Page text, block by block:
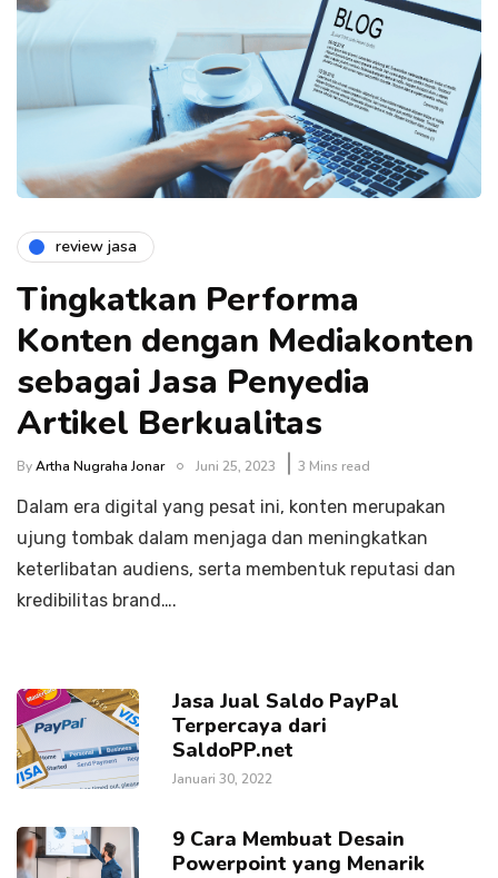
review jasa
Tingkatkan Performa
Konten dengan Mediakonten
sebagai Jasa Penyedia
Artikel Berkualitas
ByArtha Nugraha Jonar Juni 25, 2023 3 Mins read
Dalam era digital yang pesat ini, konten merupakan
ujung tombak dalam menjaga dan meningkatkan
keterlibatan audiens, serta membentuk reputasi dan
kredibilitas brand….
Jasa Jual Saldo PayPal
Terpercaya dari
SaldoPP.net
Januari 30, 2022
9 Cara Membuat Desain
Powerpoint yang Menarik